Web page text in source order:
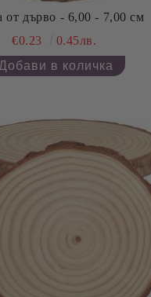
от дърво - 6,00 - 7,00 см
€0.23
0.45лв.